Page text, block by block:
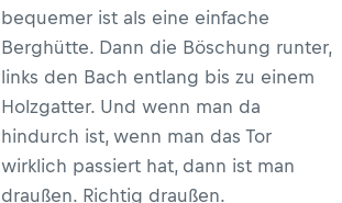
bequemer ist als eine einfache
Berghütte. Dann die Böschung runter,
links den Bach entlang bis zu einem
Holzgatter. Und wenn man da
hindurch ist, wenn man das Tor
wirklich passiert hat, dann ist man
draußen. Richtig draußen.